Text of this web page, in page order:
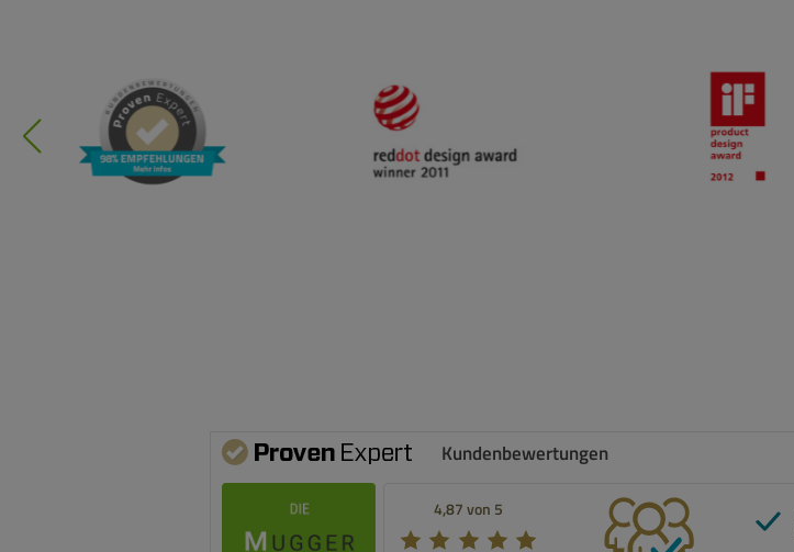
Kundenbewertungen
4,87 von 5